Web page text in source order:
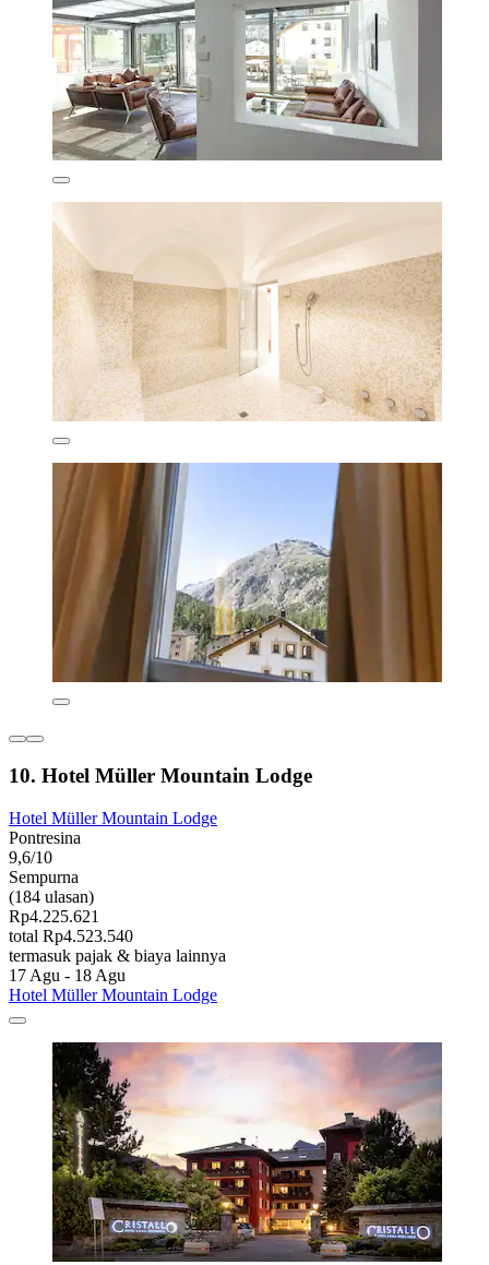
10. Hotel Müller Mountain Lodge
Hotel Müller Mountain Lodge
Pontresina
9,6/10
Sempurna
(184 ulasan)
Rp4.225.621
total Rp4.523.540
termasuk pajak & biaya lainnya
17 Agu - 18 Agu
Hotel Müller Mountain Lodge